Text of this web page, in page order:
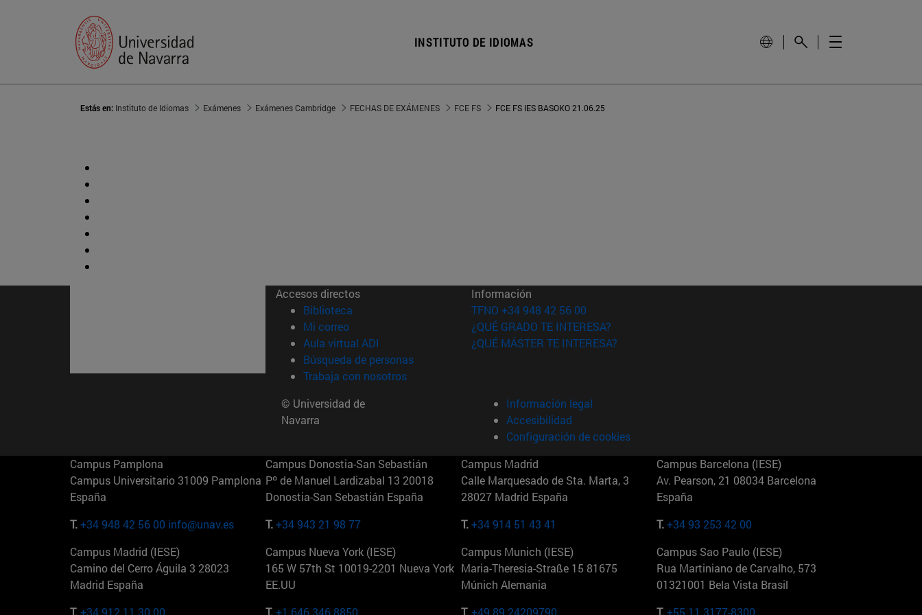
INSTITUTO DE IDIOMAS
Estás en: Instituto de Idiomas Exámenes Exámenes Cambridge FECHAS DE EXÁMENES FCE FS FCE FS IES BASOKO 21.06.25
Accesos directos
Biblioteca (abre en nueva ventana)
Mi correo(abre en nueva ventana)
Aula virtual ADI (abre en nueva ventana)
Búsqueda de personas(abre en nueva ventana)
Trabaja con nosotros(abre en nueva ventana)
Información
TFNO +34 948 42 56 00
¿QUÉ GRADO TE INTERESA?
¿QUÉ MÁSTER TE INTERESA?
© Universidad de
Navarra
Información legal
Accesibilidad
Configuración de cookies
Campus Pamplona
Campus Universitario 31009 Pamplona
España
T.+34 948 42 56 00 info@unav.es
Campus Donostia-San Sebastián
Pº de Manuel Lardizabal 13 20018
Donostia-San Sebastián España
T.+34 943 21 98 77
Campus Madrid
Calle Marquesado de Sta. Marta, 3
28027 Madrid España
T.+34 914 51 43 41
Campus Barcelona (IESE)
Av. Pearson, 21 08034 Barcelona
España
T.+34 93 253 42 00
Campus Madrid (IESE)
Camino del Cerro Águila 3 28023
Madrid España
T. +34 912 11 30 00
Campus Nueva York (IESE)
165 W 57th St 10019-2201 Nueva York
EE.UU
T. +1 646 346 8850
Campus Munich (IESE)
Maria-Theresia-Straße 15 81675
Múnich Alemania
T. +49 89 24209790
Campus Sao Paulo (IESE)
Rua Martiniano de Carvalho, 573
01321001 Bela Vista Brasil
T. +55 11 3177-8300